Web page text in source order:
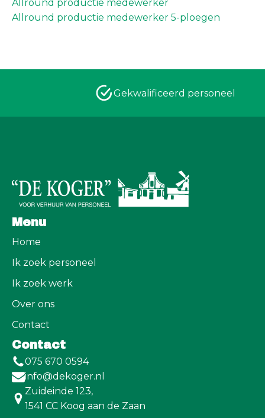
Allround productie medewerker
Allround productie medewerker 5-ploegen
Gekwalificeerd personeel
Menu
Home
Ik zoek personeel
Ik zoek werk
Over ons
Contact
Contact
075 670 0594
info@dekoger.nl
Zuideinde 123,
1541 CC Koog aan de Zaan